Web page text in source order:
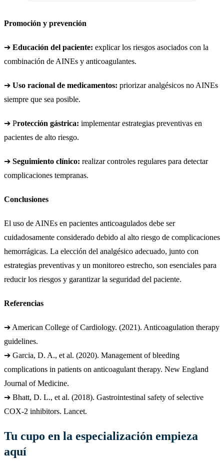
Promoción y prevención
➔ Educación del paciente: explicar los riesgos asociados con la
combinación de AINEs y anticoagulantes.
➔ Uso racional de medicamentos: priorizar analgésicos no AINEs
siempre que sea posible.
➔ Protección gástrica: implementar estrategias preventivas en
pacientes de alto riesgo.
➔ Seguimiento clínico: realizar controles regulares para detectar
complicaciones tempranas.
Conclusiones
El uso de AINEs en pacientes anticoagulados debe ser
cuidadosamente considerado debido al alto riesgo de complicaciones
hemorrágicas. La elección del analgésico adecuado, junto con
estrategias preventivas y un monitoreo estrecho, son esenciales para
reducir los riesgos y garantizar la seguridad del paciente.
Referencias
➔ American College of Cardiology. (2021). Anticoagulation therapy
guidelines.
➔ Garcia, D. A., et al. (2020). Management of bleeding
complications in patients on anticoagulant therapy. New England
Journal of Medicine.
➔ Bhatt, D. L., et al. (2018). Gastrointestinal safety of selective
COX-2 inhibitors. Lancet.
Tu cupo en la especialización empieza
aquí